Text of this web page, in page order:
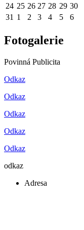
24 25 26 27 28 29 30
31 1 2 3 4 5 6
Fotogalerie
Povinná Publicita
Odkaz
Odkaz
Odkaz
Odkaz
Odkaz
odkaz
Adresa